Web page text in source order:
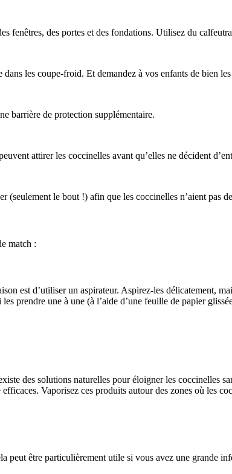
fenêtres, des portes et des fondations. Utilisez du
les coupe-froid. Et demandez à vos enfants de bien
barrière de protection supplémentaire.
attirer les coccinelles avant qu’elles ne décident
(seulement le bout !) afin que les coccinelles n’aient pas
match :
est d’utiliser un aspirateur. Aspirez-les délicatement,
prendre une à une (à l’aide d’une feuille de papier
des solutions naturelles pour éloigner les coccinelles
Vaporisez ces produits autour des zones où les
peut être particulièrement utile si vous avez une grande